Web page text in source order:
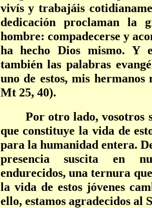
vivís y trabajáis
dedicación proclaman la
hombre: compadecerse y
ha hecho Dios mismo. Y
también las palabras
uno de estos, mis hermanos
Mt 25, 40).
Por otro lado, vosotros
que constituye la vida de
para la humanidad entera.
presencia suscita en
endurecidos, una ternura
la vida de estos jóvenes
ello, estamos agradecidos al